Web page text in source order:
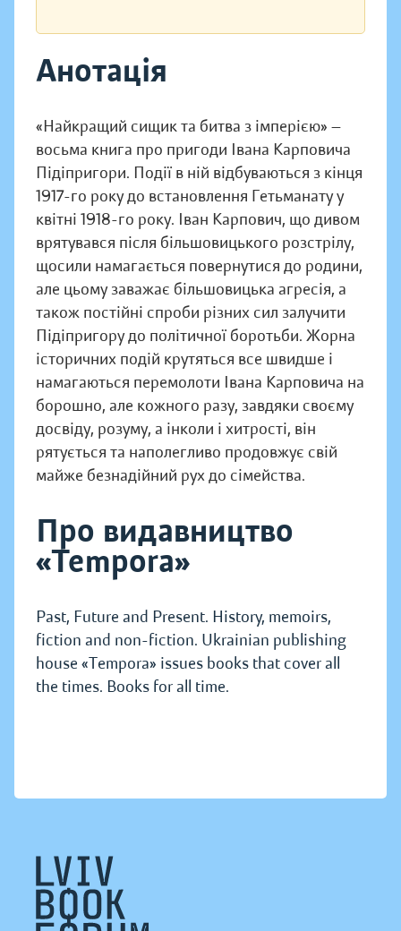
Анотація
«Найкращий сищик та битва з імперією» —
восьма книга про пригоди Івана Карповича
Підіпригори. Події в ній відбуваються з кінця
1917-го року до встановлення Гетьманату у
квітні 1918-го року. Іван Карпович, що дивом
врятувався після більшовицького розстрілу,
щосили намагається повернутися до родини,
але цьому заважає більшовицька агресія, а
також постійні спроби різних сил залучити
Підіпригору до політичної боротьби. Жорна
історичних подій крутяться все швидше і
намагаються перемолоти Івана Карповича на
борошно, але кожного разу, завдяки своєму
досвіду, розуму, а інколи і хитрості, він
рятується та наполегливо продовжує свій
майже безнадійний рух до сімейства.
Про видавництво
«Tempora»
Past, Future and Present. History, memoirs,
fiction and non-fiction. Ukrainian publishing
house «Tempora» issues books that cover all
the times. Books for all time.